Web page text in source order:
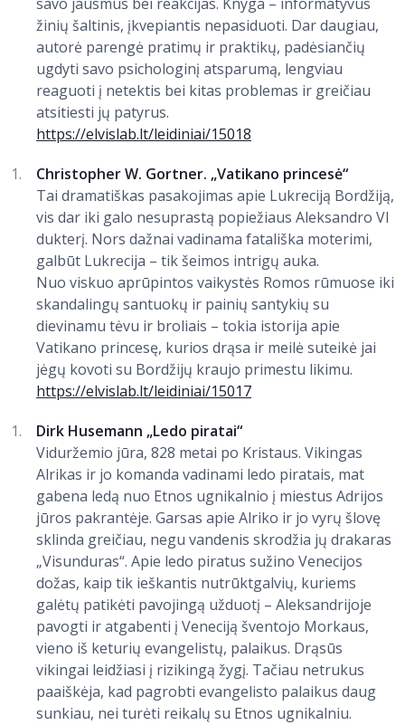
žinių šaltinis, įkvepiantis nepasiduoti. Dar daugiau,
autorė parengė pratimų ir praktikų, padėsiančių
ugdyti savo psichologinį atsparumą, lengviau
reaguoti į netektis bei kitas problemas ir greičiau
atsitiesti jų patyrus.
https://elvislab.lt/leidiniai/15018
Christopher W. Gortner. „Vatikano princesė“
Tai dramatiškas pasakojimas apie Lukreciją Bordžiją,
vis dar iki galo nesuprastą popiežiaus Aleksandro VI
dukterį. Nors dažnai vadinama fatališka moterimi,
galbūt Lukrecija – tik šeimos intrigų auka.
Nuo viskuo aprūpintos vaikystės Romos rūmuose iki
skandalingų santuokų ir painių santykių su
dievinamu tėvu ir broliais – tokia istorija apie
Vatikano princesę, kurios drąsa ir meilė suteikė jai
jėgų kovoti su Bordžijų kraujo primestu likimu.
https://elvislab.lt/leidiniai/15017
Dirk Husemann „Ledo piratai“
Viduržemio jūra, 828 metai po Kristaus. Vikingas
Alrikas ir jo komanda vadinami ledo piratais, mat
gabena ledą nuo Etnos ugnikalnio į miestus Adrijos
jūros pakrantėje. Garsas apie Alriko ir jo vyrų šlovę
sklinda greičiau, negu vandenis skrodžia jų drakaras
„Visunduras“. Apie ledo piratus sužino Venecijos
dožas, kaip tik ieškantis nutrūktgalvių, kuriems
galėtų patikėti pavojingą užduotį – Aleksandrijoje
pavogti ir atgabenti į Veneciją šventojo Morkaus,
vieno iš keturių evangelistų, palaikus. Drąsūs
vikingai leidžiasi į rizikingą žygį. Tačiau netrukus
paaiškėja, kad pagrobti evangelisto palaikus daug
sunkiau, nei turėti reikalų su Etnos ugnikalniu.